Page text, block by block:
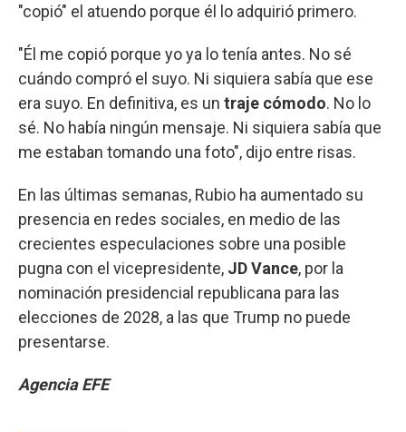
"copió" el atuendo porque él lo adquirió primero.
"Él me copió porque yo ya lo tenía antes. No sé
cuándo compró el suyo. Ni siquiera sabía que ese
era suyo. En definitiva, es un traje cómodo. No lo
sé. No había ningún mensaje. Ni siquiera sabía que
me estaban tomando una foto", dijo entre risas.
En las últimas semanas, Rubio ha aumentado su
presencia en redes sociales, en medio de las
crecientes especulaciones sobre una posible
pugna con el vicepresidente, JD Vance, por la
nominación presidencial republicana para las
elecciones de 2028, a las que Trump no puede
presentarse.
Agencia EFE